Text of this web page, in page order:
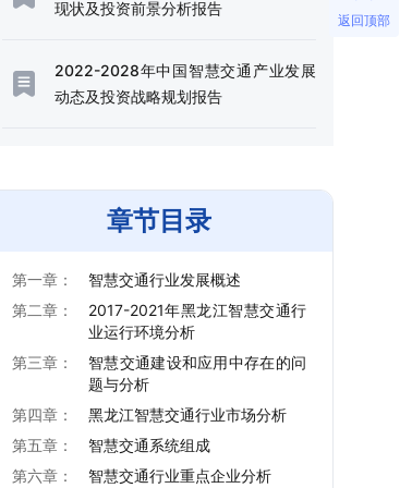
现状及投资前景分析报告
2022-2028年中国智慧交通产业发展
动态及投资战略规划报告
章节目录
第一章：
智慧交通行业发展概述
第二章：
2017-2021年黑龙江智慧交通行
业运行环境分析
第三章：
智慧交通建设和应用中存在的问
题与分析
第四章：
黑龙江智慧交通行业市场分析
第五章：
智慧交通系统组成
第六章：
智慧交通行业重点企业分析
返回顶部